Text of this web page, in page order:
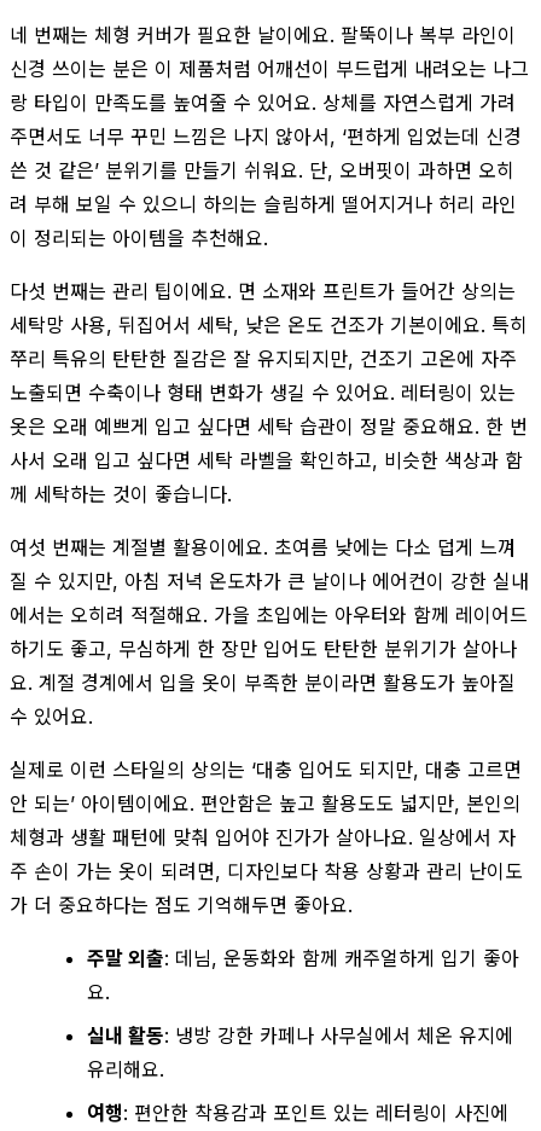
네 번째는 체형 커버가 필요한 날이에요. 팔뚝이나 복부 라인이
신경 쓰이는 분은 이 제품처럼 어깨선이 부드럽게 내려오는 나그
랑 타입이 만족도를 높여줄 수 있어요. 상체를 자연스럽게 가려
주면서도 너무 꾸민 느낌은 나지 않아서, ‘편하게 입었는데 신경
쓴 것 같은’ 분위기를 만들기 쉬워요. 단, 오버핏이 과하면 오히
려 부해 보일 수 있으니 하의는 슬림하게 떨어지거나 허리 라인
이 정리되는 아이템을 추천해요.
다섯 번째는 관리 팁이에요. 면 소재와 프린트가 들어간 상의는
세탁망 사용, 뒤집어서 세탁, 낮은 온도 건조가 기본이에요. 특히
쭈리 특유의 탄탄한 질감은 잘 유지되지만, 건조기 고온에 자주
노출되면 수축이나 형태 변화가 생길 수 있어요. 레터링이 있는
옷은 오래 예쁘게 입고 싶다면 세탁 습관이 정말 중요해요. 한 번
사서 오래 입고 싶다면 세탁 라벨을 확인하고, 비슷한 색상과 함
께 세탁하는 것이 좋습니다.
여섯 번째는 계절별 활용이에요. 초여름 낮에는 다소 덥게 느껴
질 수 있지만, 아침 저녁 온도차가 큰 날이나 에어컨이 강한 실내
에서는 오히려 적절해요. 가을 초입에는 아우터와 함께 레이어드
하기도 좋고, 무심하게 한 장만 입어도 탄탄한 분위기가 살아나
요. 계절 경계에서 입을 옷이 부족한 분이라면 활용도가 높아질
수 있어요.
실제로 이런 스타일의 상의는 ‘대충 입어도 되지만, 대충 고르면
안 되는’ 아이템이에요. 편안함은 높고 활용도도 넓지만, 본인의
체형과 생활 패턴에 맞춰 입어야 진가가 살아나요. 일상에서 자
주 손이 가는 옷이 되려면, 디자인보다 착용 상황과 관리 난이도
가 더 중요하다는 점도 기억해두면 좋아요.
주말 외출: 데님, 운동화와 함께 캐주얼하게 입기 좋아
요.
실내 활동: 냉방 강한 카페나 사무실에서 체온 유지에
유리해요.
여행: 편안한 착용감과 포인트 있는 레터링이 사진에